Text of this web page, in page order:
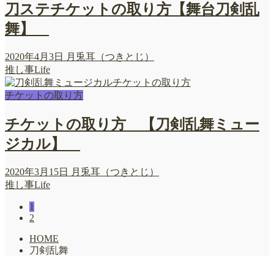
刀ステチケットの取り方【舞台刀剣乱
舞】
2020年4月3日
月兎耳（つきとじ）
推し事Life
チケットの取り方
チケットの取り方 【刀剣乱舞ミュー
ジカル】
2020年3月15日
月兎耳（つきとじ）
推し事Life
1
2
HOME
刀剣乱舞